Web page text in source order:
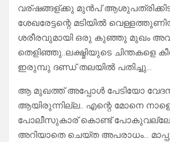
വര്ഷങ്ങള്ക്കു മുൻപ്
ശേഖരേട്ടന്റെ മടിയിൽ
ശരീരവുമായി ഒരു കുഞ്ഞു മുഖം
തെളിഞ്ഞു..ലക്ഷ്മിയുടെ ചിന്തകളെ
ഇരുമ്പു ദണ്ഡ് തലയിൽ പതിച്ചു…
ആ മുഖത്ത് അപ്പോൾ പേടിയോ
ആയിരുന്നില്ല.. എന്റെ മോനെ നാളെ
പോലീസുകാര് കൊണ്ട്
അറിയാതെ ചെയ്ത അപരാധം…